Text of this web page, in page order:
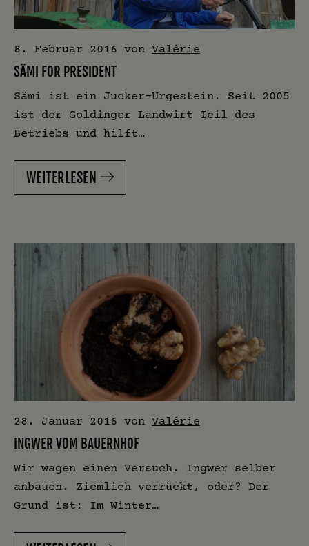
8. Februar 2016 von Valérie
SÄMI FOR PRESIDENT
Sämi ist ein Jucker-Urgestein. Seit 2005
ist der Goldinger Landwirt Teil des
Betriebs und hilft…
WEITERLESEN
28. Januar 2016 von Valérie
INGWER VOM BAUERNHOF
Wir wagen einen Versuch. Ingwer selber
anbauen. Ziemlich verrückt, oder? Der
Grund ist: Im Winter…